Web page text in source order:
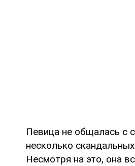
Певица не общалась с
несколько
Несмотря на это, она